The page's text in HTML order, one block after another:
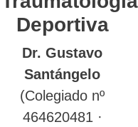
Deportiva
Dr. Gustavo
Santángelo
(Colegiado nº
464620481 ·